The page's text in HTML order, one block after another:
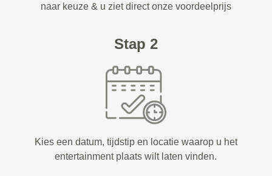
naar keuze & u ziet direct onze voordeelprijs
Stap 2
Kies een datum, tijdstip en locatie waarop u het
entertainment plaats wilt laten vinden.